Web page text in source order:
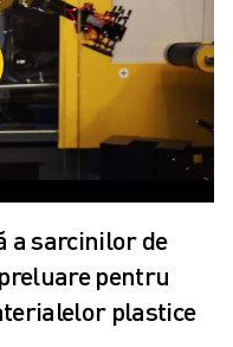
CNC
a sarcinilor de
pentru
plastice